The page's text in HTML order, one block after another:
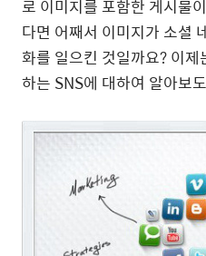
로 이미지를 포함한 게시물
다면 어째서 이미지가 소셜
화를 일으킨 것일까요? 이
하는 SNS에 대하여 알아보